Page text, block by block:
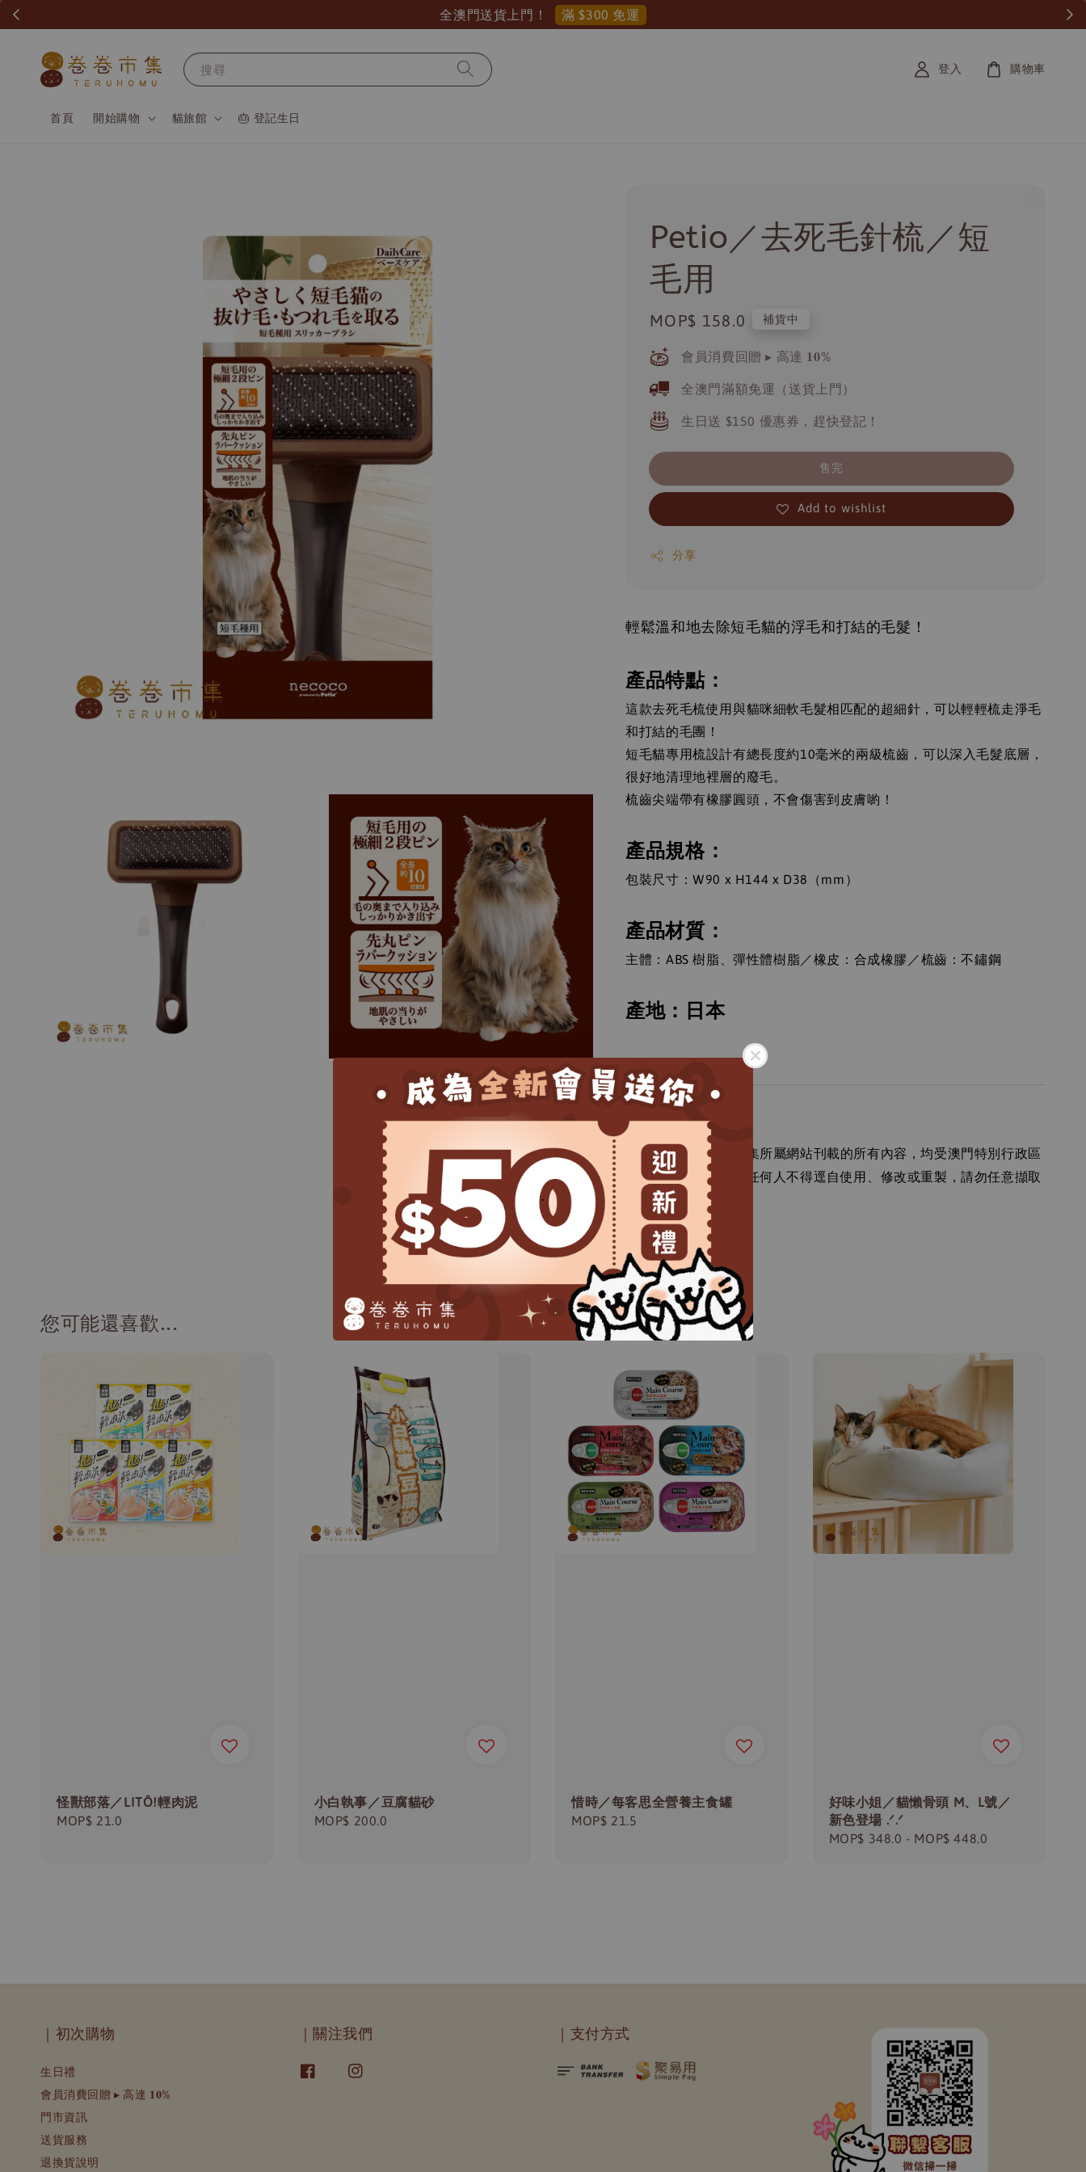
全澳門送貨上門！ 滿 $300 免運
.
搜尋
首頁 開始購物 貓旅館 🎂 登記生日
登入 購物車
Petio／去死毛針梳／短
毛用
Regular
price
MOP$ 158.0 補貨中
會員消費回贈 ▸ 高達 𝟏𝟎%
全澳門滿額免運（送貨上門）
生日送 $150 優惠券，趕快登記！
售完
Add to wishlist
分享
輕鬆溫和地去除短毛貓的浮毛和打結的毛髮！
產品特點：
這款去死毛梳使用與貓咪細軟毛髮相匹配的超細針，可以輕輕梳走淨毛
和打結的毛團！
短毛貓專用梳設計有總長度約10毫米的兩級梳齒，可以深入毛髮底層，
很好地清理地裡層的廢毛。
梳齒尖端帶有橡膠圓頭，不會傷害到皮膚喲！
產品規格：
包裝尺寸：W90 x H144 x D38（mm）
產品材質：
主體：ABS 樹脂、彈性體樹脂／橡皮：合成橡膠／梳齒：不鏽鋼
產地：日本
＊＊卷尾家、卷卷市集所屬網站刊載的所有內容，均受澳門特別行政區
著作財產權法保障，任何人不得逕自使用、修改或重製，請勿任意擷取
擅為商業用途。
您可能還喜歡...
怪獸部落／LITÖ!輕肉泥
Regular
MOP$ 21.0
小白執事／豆腐貓砂
Regular
MOP$ 200.0
惜時／每客思全營養主食罐
Regular
MOP$ 21.5
好味小姐／貓懶骨頭 M、L號／
新色登場 .ᐟ.ᐟ
Regular
MOP$ 348.0 - MOP$ 448.0
｜初次購物
生日禮
會員消費回贈 ▸ 高達 𝟏𝟎%
門市資訊
送貨服務
退換貨說明
｜關注我們 ｜支付方式